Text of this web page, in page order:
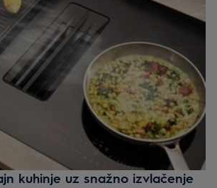
kuhinje uz snažno izvlačenje